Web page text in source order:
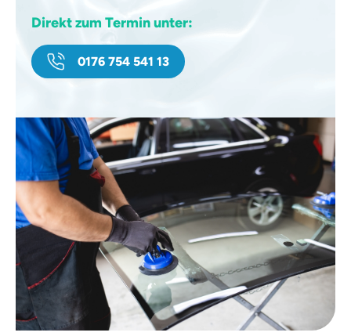
Direkt zum Termin unter:
0176 754 541 13